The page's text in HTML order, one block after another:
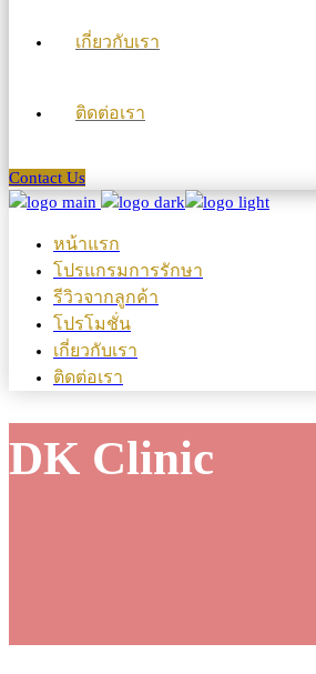
เกี่ยวกับเรา
ติดต่อเรา
Contact Us
หน้าแรก
โปรแกรมการรักษา
รีวิวจากลูกค้า
โปรโมชั่น
เกี่ยวกับเรา
ติดต่อเรา
DK Clinic